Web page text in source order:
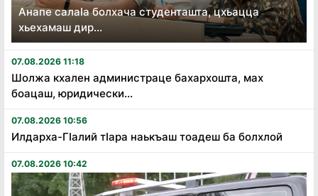
Анапе салаӏа болхача студенташта, цхьацца
хьехамаш дир...
07.08.2026 11:18
Шолжа кхален администраце бахархошта, мах
боацаш, юридически...
07.08.2026 10:56
Илдарха-Гӏалий тӏара наькъаш тоадеш ба болхлой
07.08.2026 10:42